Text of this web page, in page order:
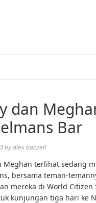
dan
Bar
byalex bazzell
Meghan terlihat sedang
bersama teman-
mereka di World
kunjungan tiga hari ke